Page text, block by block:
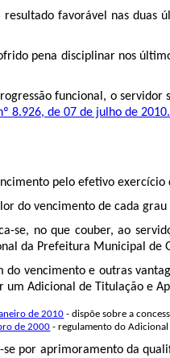
favorável nas duas
pena disciplinar nos
funcional, o servidor
8.926, de 07 de julho de
pelo efetivo exercício
do vencimento de cada grau
se, no que couber, ao
da Prefeitura Municipal de
do vencimento e outras
um Adicional de Titulação e
de 2010 - dispõe sobre a
de 2000 - regulamento do
se por aprimoramento da